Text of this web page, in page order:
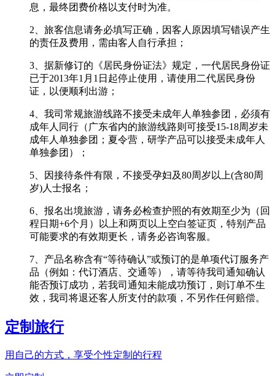
息，最终团费价格以支付时为准。
2、旅客信息请务必填写正确，因客人原因填写错误产生
的责任及费用，需由客人自行承担；
3、据新修订的《居民身份证法》规定，一代居民身份证
已于2013年1月1日起停止使用，请使用二代居民身份
证，以便顺利出游；
4、我司常规旅游线路不接受未成年人单独参团，必须有
成年人同行（广东省内的旅游线路则可接受15-18周岁未
成年人单独参团；夏令营，研学产品可以接受未成年人
单独参团）；
5、因接待条件有限，不接受孕妇及80周岁以上(含80周
岁)人士报名；
6、报名出境旅游，请务必检查护照的有效期至少为（回
程日期+6个月）以上和两页以上空白签证页，特别产品
可能要求的有效期更长，请务必咨询客服。
7、产品名称含有“等待确认”或预订的是单项代订服务产
品（例如：代订酒店、交通等），请等待我司通知确认
能否预订成功，若我司通知未能成功预订，则订单不生
效，我司将退还客人所支付的款项，不另作任何赔偿。
定制旅行
用自己的方式，享受个性定制的行程